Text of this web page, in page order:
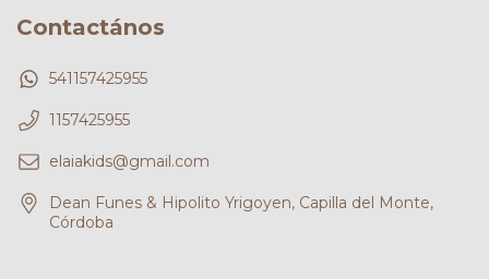
Contactános
541157425955
1157425955
elaiakids@gmail.com
Dean Funes & Hipolito Yrigoyen, Capilla del Monte,
Córdoba